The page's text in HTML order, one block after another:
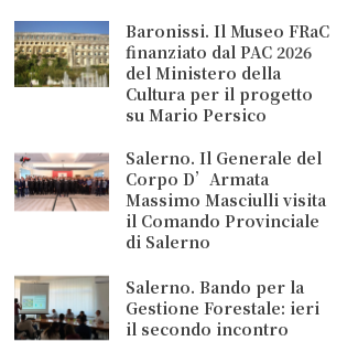
Baronissi. Il Museo FRaC
finanziato dal PAC 2026
del Ministero della
Cultura per il progetto
su Mario Persico
Salerno. Il Generale del
Corpo D’Armata
Massimo Masciulli visita
il Comando Provinciale
di Salerno
Salerno. Bando per la
Gestione Forestale: ieri
il secondo incontro